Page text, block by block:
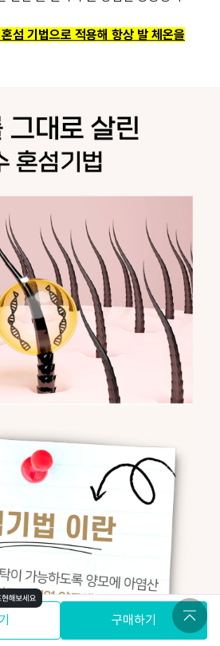
섬 기법으로 적용해 항상 발 체온을
구매하기